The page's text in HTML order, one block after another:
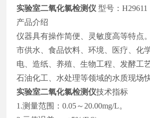
实验室二氧化氯检测仪 型号：H29611
产品介绍
仪器具有操作简便、灵敏度高等特点
市供水、食品饮料、环境、医疗、化
电、造纸、养殖、生物工程、发酵工
石油化工、水处理等领域的水质现场
实验室二氧化氯检测仪技术指标
1.测量范围：0.05～20.00mg/L。